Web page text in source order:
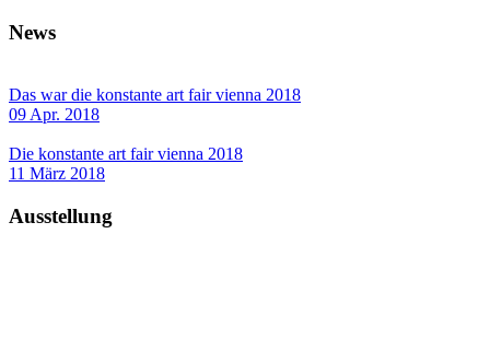
News
Das war die konstante art fair vienna 2018
09 Apr. 2018
Die konstante art fair vienna 2018
11 März 2018
Ausstellung